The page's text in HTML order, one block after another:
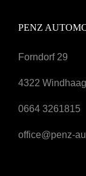
PENZ
Forndorf 29
4322
0664 3261815
office@penz-